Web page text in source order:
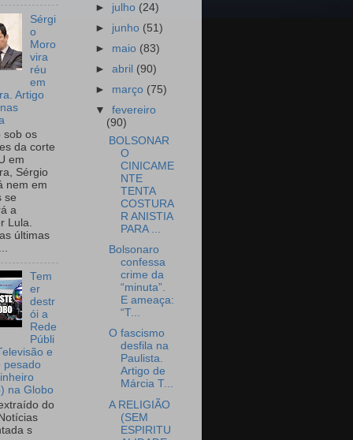
Sérgi
o
Moro
vira
réu
em
Artigo
sob os
da corte
em
Sérgio
nem em
se
a
Lula.
últimas
Tem
er
destr
ói a
Rede
Públi
e
pesado
na Globo
do
s
► julho (24)
► junho (51)
► maio (83)
►abril (90)
► março (75)
▼fevereiro
(90)
BOLSONAR
O
CINICAME
NTE
TENTA
COSTURA
R ANISTIA
PARA ...
Bolsonaro
confessa
crime da
“minuta”.
E ameaça:
“T...
O fascismo
desfila na
Paulista.
Artigo de
Márcia T...
A RELIGIÃO
(SEM
ESPIRITU